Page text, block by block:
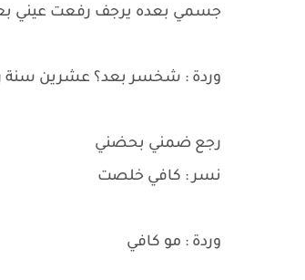
جسمي بعده يرجف رفعت عيني
وردة : شخسر بعد؟ عشرين سنة
رجع ضمني بحضني
نسر : كافي خلصت
وردة : مو كافي